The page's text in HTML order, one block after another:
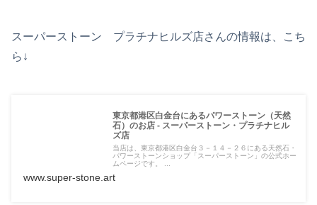
スーパーストーン プラチナヒルズ店さんの情報は、こち
ら↓
東京都港区白金台にあるパワーストーン（天然
石）のお店 - スーパーストーン・プラチナヒル
ズ店
当店は、東京都港区白金台３－１４－２６にある天然石・
パワーストーンショップ「スーパーストーン」の公式ホー
ムページです。 ...
www.super-stone.art